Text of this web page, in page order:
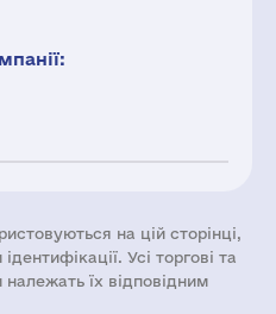
на цій сторінці,
Усі торгові та
належать їх відповідним